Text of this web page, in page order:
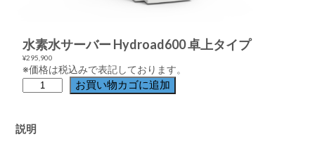
水素水サーバー Hydroad600 卓上タイプ
¥295,900
※価格は税込みで表記しております。
水
素
バ
お買い物カゴに追加
説明